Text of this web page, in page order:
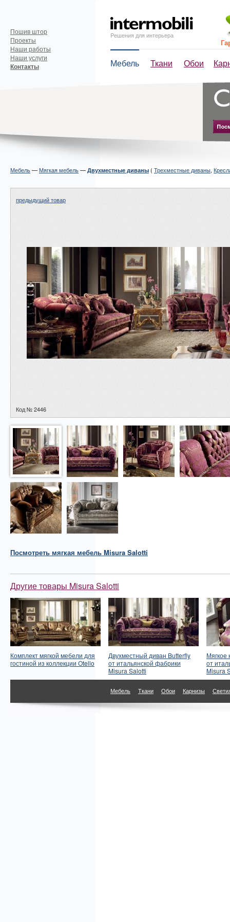
Решения для интерьера
Мебель Ткани Обои
Пошив штор
Проекты
Наши работы
Наши услуги
Контакты
Мебель— Мягкая мебель— Двухместные диваны ( Трехместные диваны,
предыдущий товар
Код № 2446
Посмотреть мягкая мебель Misura Salotti
Другие товары Misura Salotti
Комплект мягкой мебели для
гостиной из коллекции Otello
Двухместный диван Butterfly
от итальянской фабрики
Misura Salotti
Мягкое
от
Misura
Мебель Ткани Обои Карнизы